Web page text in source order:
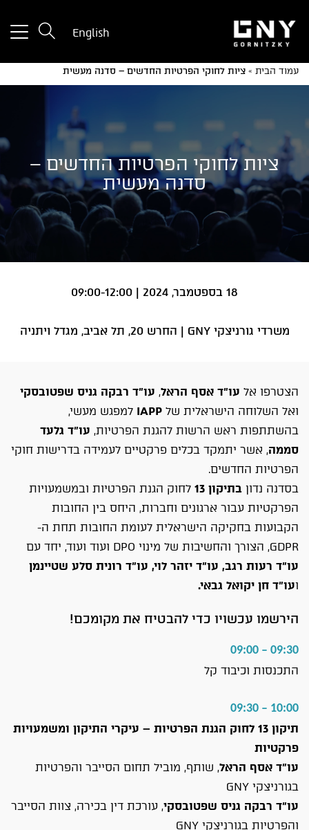
English
עמוד הבית » ציות לחוקי הפרטיות החדשים – סדנה מעשית
ציות לחוקי הפרטיות החדשים –
סדנה מעשית
18 בספטמבר, 2024 | 09:00-12:00
משרדי גורניצקי GNY | החרש 20, תל אביב, מגדל ויתניה
הצטרפו אל עו"ד אסף הראל, עו"ד רבקה גניס שפטובסקי
ואל השלוחה הישראלית של IAPP למפגש מעשי,
בהשתתפות ראש הרשות להגנת הפרטיות, עו"ד גלעד
סממה, אשר יתמקד בכלים פרקטיים לעמידה בדרישות חוקי
הפרטיות החדשים.
בסדנה נדון בתיקון 13
לחוק הגנת הפרטיות ובמשמעויות
הפרקטיות עבור ארגונים וחברות, היחס בין החובות
הקבועות בחקיקה הישראלית לעומת החובות תחת ה-
GDPR, הצורך והחשיבות של מינוי DPO ועוד ועוד, יחד עם
עו"ד רעות רגב, עו"ד יזהר לוי, עו"ד רונית סלע שטיינמן
ועו"ד חן יקואל גבאי.
הירשמו עכשויו כדי להבטיח את מקומכם!
09:30 – 09:00
התכנסות וכיבוד קל
10:00 – 09:30
תיקון 13 לחוק הגנת הפרטיות – עיקרי התיקון ומשמעויות
פרקטיות
עו"ד אסף הראל, שותף, מוביל תחום הסייבר והפרטיות
בגורניצקי GNY
עו"ד רבקה גניס שפטובסקי, עורכת דין בכירה, צוות הסייבר
והפרטיות בגורניצקי GNY